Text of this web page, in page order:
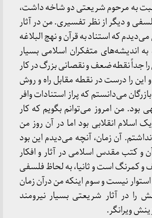
به مرحوم شریعتی دو شاخه داشت،
و دیگر از نظر تفسیری. من در آثار
که استناد به قرآن و نهج البلاغه
اندیشه‌های متفکران اسلامی بسیار
جداً نقطه ضعف و نقصانی بزرگ در کار
این را درست در نقطه مقابل راه و روش
می‌دانستم که پراز استنادات وافر
بود. من امروز می‌توانم بگویم که کار
اسلام انقلابی بود اما در آن روز من
آن زمان، آنچه می‌دیدم این بود
و کتب مقدس اسلامی در آثار و افکار
کمرنگ است و ثانیا، به لحاظ فلسفی
نیست و سوم اینکه من درآن زمان
را در آثار شریعتی بسیار نیرومند
ویرانگر.